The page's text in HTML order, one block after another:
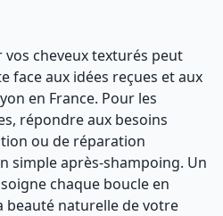
cheveux texturés peut
face aux idées reçues et aux
en France. Pour les
répondre aux besoins
ou de réparation
simple après-shampoing. Un
soigne chaque boucle en
beauté naturelle de votre